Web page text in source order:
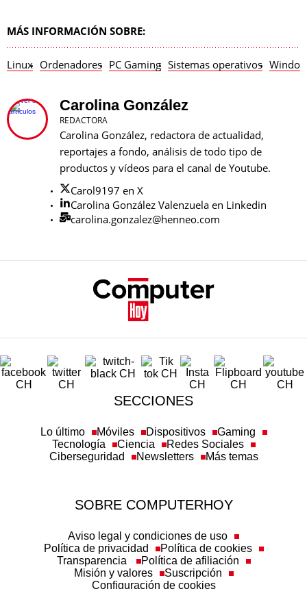
MÁS INFORMACIÓN SOBRE:
Linux Ordenadores PC Gaming Sistemas operativos
Carolina González
REDACTORA
Carolina González, redactora de actualidad,
reportajes a fondo, análisis de todo tipo de
productos y vídeos para el canal de Youtube.
Carol9197 en X
Carolina González Valenzuela en Linkedin
carolina.gonzalez@henneo.com
SECCIONES
Móviles Dispositivos
Aviso legal y condiciones de uso
Misión y valores
Suscripción
Configuración de cookies